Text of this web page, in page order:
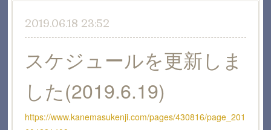
2019.06.18 23:52
スケジュールを更新しま
した(2019.6.19)
https://www.kanemasukenji.com/pages/430816/page_201